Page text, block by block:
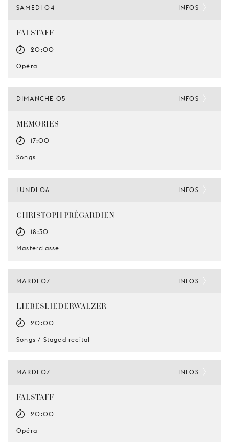
SAMEDI 04
FALSTAFF
20:00
Opéra
INFOS
DIMANCHE 05
MEMORIES
17:00
Songs
INFOS
LUNDI 06
CHRISTOPH PRÉGARDIEN
18:30
Masterclasse
INFOS
MARDI 07
LIEBESLIEDERWALZER
20:00
Songs / Staged recital
INFOS
MARDI 07
FALSTAFF
20:00
Opéra
INFOS